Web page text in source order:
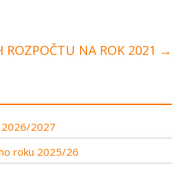
ROZPOČTU NA ROK 2021 →
2026/2027
roku 2025/26